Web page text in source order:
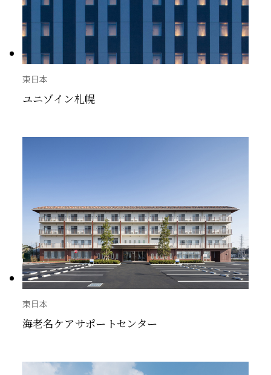
東日本
ユニゾイン札幌
東日本
海老名ケアサポートセンター